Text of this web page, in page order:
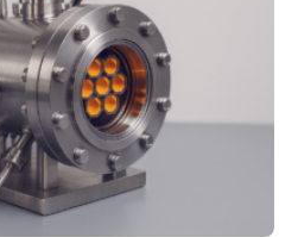
Der
Energien-Anlagen
für die Energiewende.
das Netz kann kein Strom
dem Erneuerbare-Energien-